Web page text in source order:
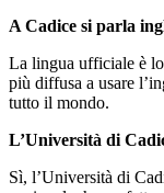
A Cadice si parla
La lingua ufficiale è lo
più diffusa a usare
tutto il mondo.
L’Università di
Sì, l’Università di